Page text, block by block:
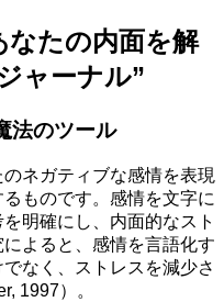
なたの内面を解
ャーナル”
法のツール
ネガティブな感情を表現
ものです。感情を文字に
明確にし、内面的なスト
よると、感情を言語化す
なく、ストレスを減少さ
1997）。